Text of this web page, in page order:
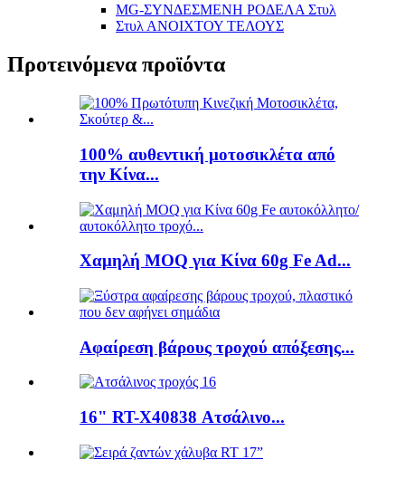
MG-ΣΥΝΔΕΣΜΕΝΗ ΡΟΔΕΛΑ Στυλ
Στυλ ΑΝΟΙΧΤΟΥ ΤΕΛΟΥΣ
Προτεινόμενα προϊόντα
100% αυθεντική μοτοσικλέτα από
την Κίνα...
Χαμηλή MOQ για Κίνα 60g Fe Ad...
Αφαίρεση βάρους τροχού απόξεσης...
16" RT-X40838 Ατσάλινο...